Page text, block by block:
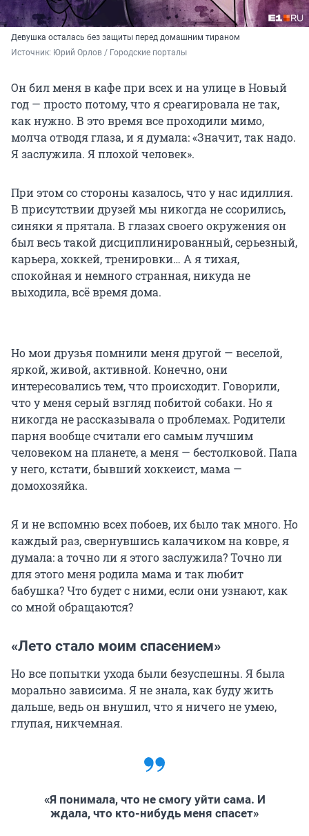
Девушка осталась без защиты перед домашним тираном
Источник: Юрий Орлов / Городские порталы
Он бил меня в кафе при всех и на улице в Новый
год — просто потому, что я среагировала не так,
как нужно. В это время все проходили мимо,
молча отводя глаза, и я думала: «Значит, так надо.
Я заслужила. Я плохой человек».
При этом со стороны казалось, что у нас идиллия.
В присутствии друзей мы никогда не ссорились,
синяки я прятала. В глазах своего окружения он
был весь такой дисциплинированный, серьезный,
карьера, хоккей, тренировки… А я тихая,
спокойная и немного странная, никуда не
выходила, всё время дома.
Но мои друзья помнили меня другой — веселой,
яркой, живой, активной. Конечно, они
интересовались тем, что происходит. Говорили,
что у меня серый взгляд побитой собаки. Но я
никогда не рассказывала о проблемах. Родители
парня вообще считали его самым лучшим
человеком на планете, а меня — бестолковой. Папа
у него, кстати, бывший хоккеист, мама —
домохозяйка.
Я и не вспомню всех побоев, их было так много. Но
каждый раз, свернувшись калачиком на ковре, я
думала: а точно ли я этого заслужила? Точно ли
для этого меня родила мама и так любит
бабушка? Что будет с ними, если они узнают, как
со мной обращаются?
«Лето стало моим спасением»
Но все попытки ухода были безуспешны. Я была
морально зависима. Я не знала, как буду жить
дальше, ведь он внушил, что я ничего не умею,
глупая, никчемная.
«Я понимала, что не смогу уйти сама. И
ждала, что кто-нибудь меня спасет»